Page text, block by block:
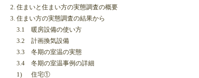
2. 住まいと住まい方の実態調査の概要
3. 住まい方の実態調査の結果から
3.1 暖房設備の使い方
3.2 計画換気設備
3.3 冬期の室温の実態
3.4 冬期の室温事例の詳細
1) 住宅①